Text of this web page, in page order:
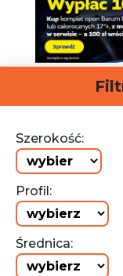
Szerokość:
Profil:
Średnica: